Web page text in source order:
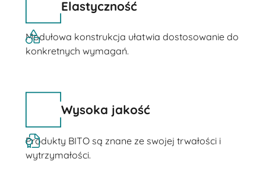
Elastyczność
Modułowa konstrukcja ułatwia dostosowanie do
konkretnych wymagań.
Wysoka jakość
Produkty BITO są znane ze swojej trwałości i
wytrzymałości.